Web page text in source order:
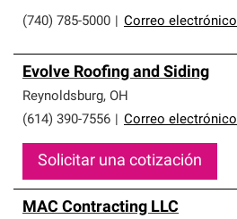
(740) 785-5000 Correo electrónico
Evolve Roofing and Siding
Reynoldsburg, OH
(614) 390-7556
Correo electrónico
Solicitar una cotización
MAC Contracting LLC